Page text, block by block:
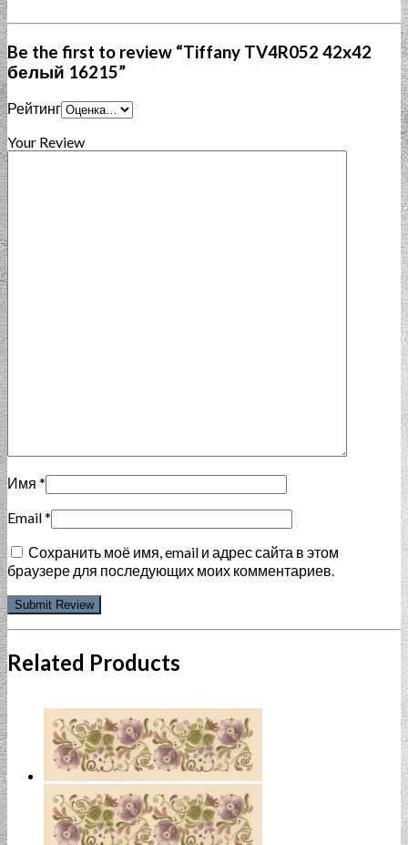
Be the first to review “Tiffany TV4R052 42x42
белый 16215”
Рейтинг
Your Review
Имя *
Email*
Сохранить моё имя, email и адрес сайта в этом
браузере для последующих моих комментариев.
Related Products